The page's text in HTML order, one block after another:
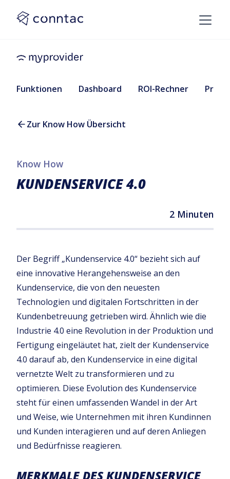
Funktionen Dashboard ROI-Rechner Preise
Zur Know How Übersicht
Know How
KUNDENSERVICE 4.0
2 Minuten
Der Begriff „Kundenservice 4.0“ bezieht sich auf
eine innovative Herangehensweise an den
Kundenservice, die von den neuesten
Technologien und digitalen Fortschritten in der
Kundenbetreuung getrieben wird. Ähnlich wie die
Industrie 4.0 eine Revolution in der Produktion und
Fertigung eingeläutet hat, zielt der Kundenservice
4.0 darauf ab, den Kundenservice in eine digital
vernetzte Welt zu transformieren und zu
optimieren. Diese Evolution des Kundenservice
steht für einen umfassenden Wandel in der Art
und Weise, wie Unternehmen mit ihren Kundinnen
und Kunden interagieren und auf deren Anliegen
und Bedürfnisse reagieren.